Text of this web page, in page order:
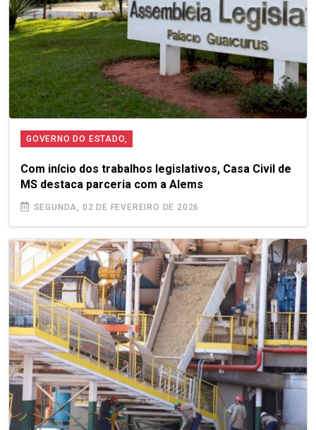
GOVERNO DO ESTADO,
Com início dos trabalhos legislativos, Casa Civil de
MS destaca parceria com a Alems
SEGUNDA, 02 DE FEVEREIRO DE 2026